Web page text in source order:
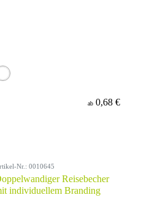
ab 0,68 €
Nr.: 0010645
Reisebecher
individuellem Branding